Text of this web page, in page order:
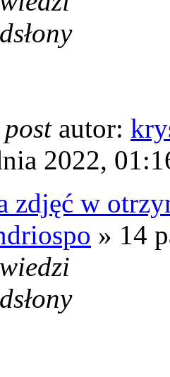
autor:
2022,
zdjęć w
» 14